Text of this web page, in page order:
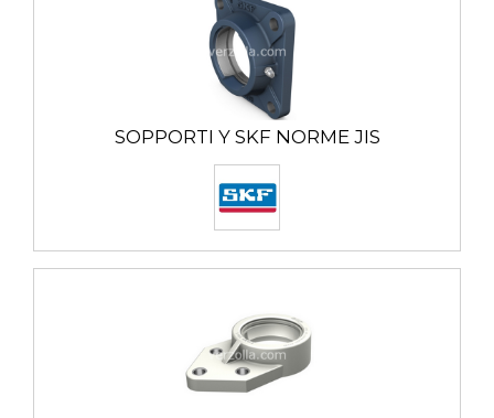
SOPPORTI Y SKF NORME JIS